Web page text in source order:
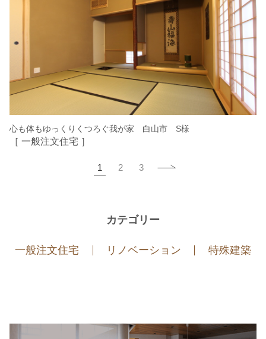
心も体もゆっくりくつろぐ我が家 白山市 S様
［ 一般注文住宅 ］
1 2 3
カテゴリー
一般注文住宅 リノベーション 特殊建築